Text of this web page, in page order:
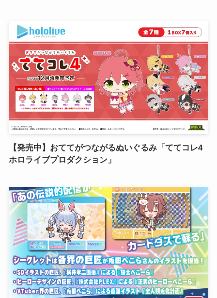
【発売中】おててがつながるぬいぐるみ「ててコレ4
ホロライブプロダクション」